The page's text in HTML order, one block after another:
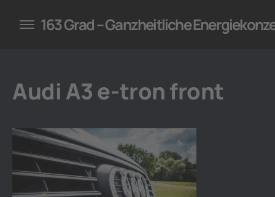
für Unternehmen
163 Grad – Ganzheitliche
Audi A3 e-tron front